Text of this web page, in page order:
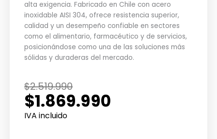
alta exigencia. Fabricado en Chile con acero
inoxidable AISI 304, ofrece resistencia superior,
calidad y un desempeño confiable en sectores
como el alimentario, farmacéutico y de servicios,
posicionándose como una de las soluciones más
sólidas y duraderas del mercado.
$2.519.990
El
precio
original
$1.869.990
El
precio
actual
IVA incluido